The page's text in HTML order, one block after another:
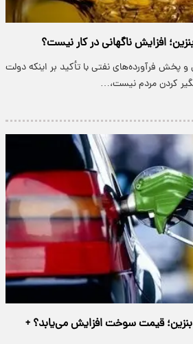
افزایش ناگهانی در کار نیست؟
پخش فرآورده‌های نفتی با تأکید بر اینکه دولت
کردن مردم نیست،…
قیمت سوخت افزایش می‌یابد؟ +